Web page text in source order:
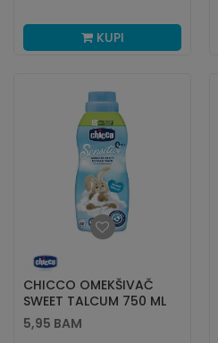
KUPI
CHICCO OMEKŠIVAČ
SWEET TALCUM 750 ML
5,95 BAM